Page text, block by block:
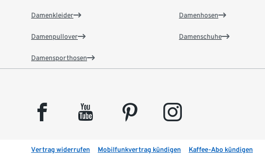
Damenkleider
Damenpullover
Damensporthosen
Damenhosen
Damenschuhe
facebook youtube pinterest instagram
Vertrag widerrufen Mobilfunkvertrag kündigen Kaffee-Abo kündigen